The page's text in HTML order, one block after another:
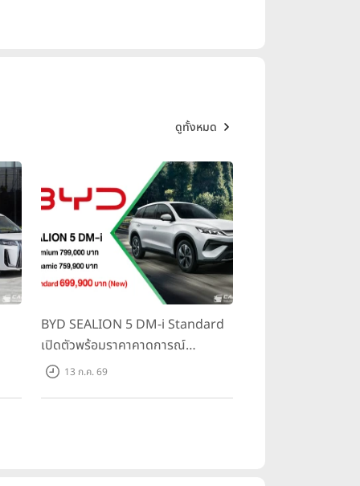
ผลงานที่ยอดเยี่ยม พร้อมสร้างแรง
17 พฤษภาคมนี้ ณ อาคารกีฬานิมิ
จให้ทัพนักแบดมินตันไทยคว้าชัยชนะ
ดูทั้งหมด
BYD SEALION 5 DM-i Standard
เปิดตัวพร้อมราคาคาดการณ์
699,900 บาท รุ่นย่อยล่าสุดที่มีระยะ
13 ก.ค. 69